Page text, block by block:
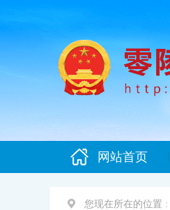
网站首页
您现在所在的位置 :